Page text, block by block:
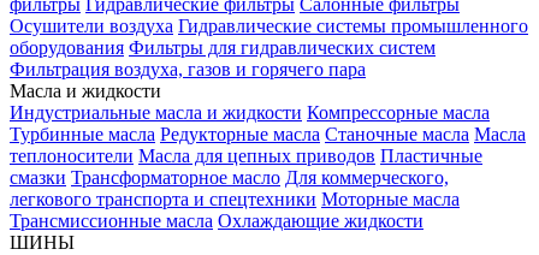
Осушители воздуха Гидравлические системы промышленного
оборудования Фильтры для гидравлических систем
Фильтрация воздуха, газов и горячего пара
Масла и жидкости
Индустриальные масла и жидкости Компрессорные масла
Турбинные масла Редукторные масла Станочные масла Масла
теплоносители Масла для цепных приводов Пластичные
смазки Трансформаторное масло Для коммерческого,
легкового транспорта и спецтехники Моторные масла
Трансмиссионные масла Охлаждающие жидкости
ШИНЫ